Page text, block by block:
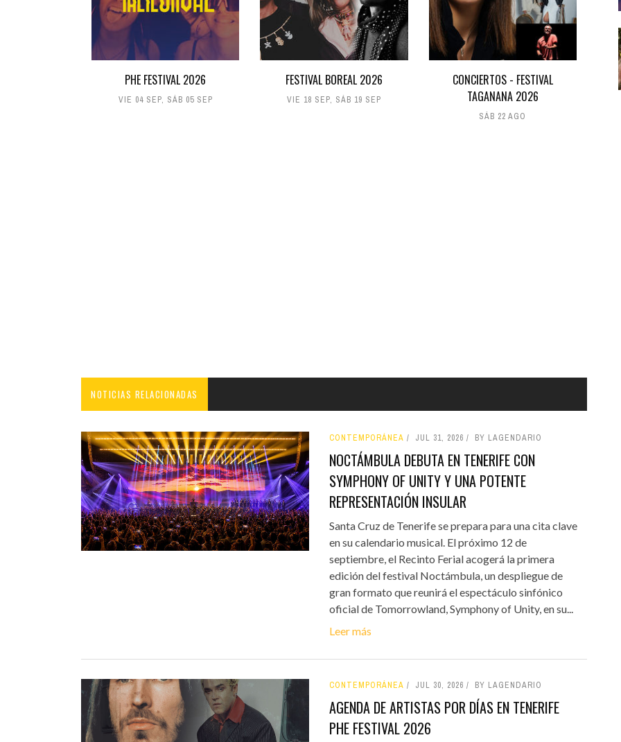
PHE FESTIVAL 2026
VIE 04 SEP, SÁB 05 SEP
FESTIVAL BOREAL 2026
VIE 18 SEP, SÁB 19 SEP
CONCIERTOS - FESTIVAL
TAGANANA 2026
SÁB 22 AGO
NOTICIAS RELACIONADAS
CONTEMPORÁNEA JUL 31, 2026 BY LAGENDARIO
NOCTÁMBULA DEBUTA EN TENERIFE CON
SYMPHONY OF UNITY Y UNA POTENTE
REPRESENTACIÓN INSULAR
Santa Cruz de Tenerife se prepara para una cita clave
en su calendario musical. El próximo 12 de
septiembre, el Recinto Ferial acogerá la primera
edición del festival Noctámbula, un despliegue de
gran formato que reunirá el espectáculo sinfónico
oficial de Tomorrowland, Symphony of Unity, en su...
Leer más
CONTEMPORÁNEA JUL 30, 2026 BY LAGENDARIO
AGENDA DE ARTISTAS POR DÍAS EN TENERIFE
PHE FESTIVAL 2026